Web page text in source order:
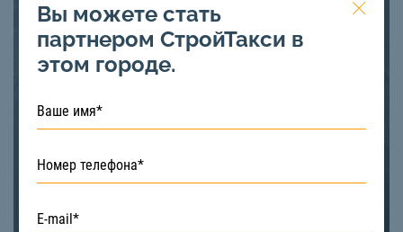
Вы можете стать
партнером СтройТакси в
этом городе.